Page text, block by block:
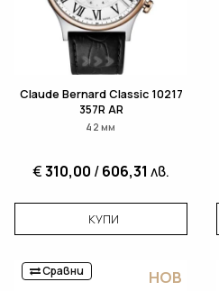
Claude Bernard Classic 10217
357R AR
42 мм
€310,00 /606,31 лв.
КУПИ
Сравни НОВ